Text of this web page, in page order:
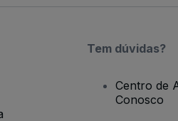
Tem dúvidas?
Centro de
Conosco